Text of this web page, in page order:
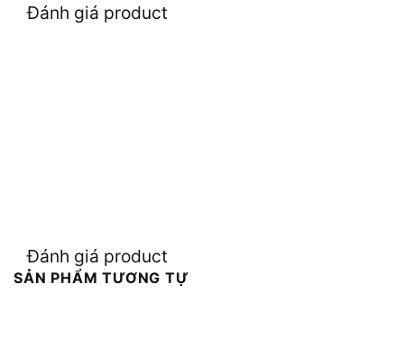
Đánh giá product
Đánh giá product
SẢN PHẨM TƯƠNG TỰ